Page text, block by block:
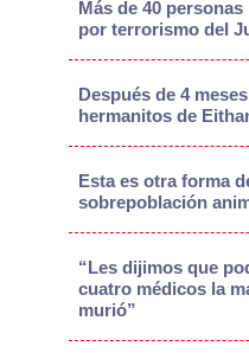
Más de 40
por terrorismo del
Después de 4
hermanitos de
Esta es otra forma
sobrepoblación
“Les dijimos que
cuatro médicos la
murió”